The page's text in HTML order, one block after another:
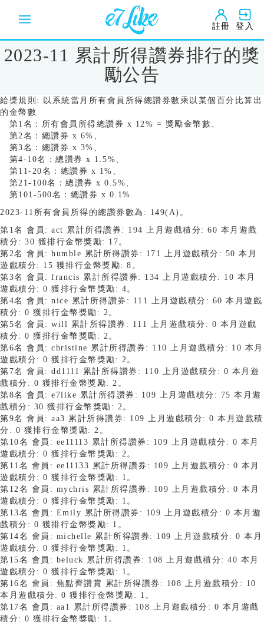
內
容
註冊 登入
2023-11 累計所得讚券排行的獎
勵公告
給獎規則: 以系統當月所有會員所得總讚券數乘以某個百分比算出
的金幣數
第1名：所有會員所得總讚券 x 12% = 獎勵金幣數、
第2名：總讚券 x 6%、
第3名：總讚券 x 3%、
第4-10名：總讚券 x 1.5%、
第11-20名：總讚券 x 1%、
第21-100名：總讚券 x 0.5%、
第101-500名：總讚券 x 0.1%
2023-11所有會員所得的總讚券數為: 149(A)。
第1名 會員: act 累計所得讚券: 194 上月遊戲積分: 60 本月遊戲
積分: 30 獲排行金幣獎勵: 17。
第2名 會員: humble 累計所得讚券: 171 上月遊戲積分: 50 本月
遊戲積分: 15 獲排行金幣獎勵: 8。
第3名 會員: francis 累計所得讚券: 134 上月遊戲積分: 10 本月
遊戲積分: 0 獲排行金幣獎勵: 4。
第4名 會員: nice 累計所得讚券: 111 上月遊戲積分: 60 本月遊戲
積分: 0 獲排行金幣獎勵: 2。
第5名 會員: will 累計所得讚券: 111 上月遊戲積分: 0 本月遊戲
積分: 0 獲排行金幣獎勵: 2。
第6名 會員: christine 累計所得讚券: 110 上月遊戲積分: 10 本月
遊戲積分: 0 獲排行金幣獎勵: 2。
第7名 會員: dd1111 累計所得讚券: 110 上月遊戲積分: 0 本月遊
戲積分: 0 獲排行金幣獎勵: 2。
第8名 會員: e7like 累計所得讚券: 109 上月遊戲積分: 75 本月遊
戲積分: 30 獲排行金幣獎勵: 2。
第9名 會員: aa3 累計所得讚券: 109 上月遊戲積分: 0 本月遊戲積
分: 0 獲排行金幣獎勵: 2。
第10名 會員: ee11113 累計所得讚券: 109 上月遊戲積分: 0 本月
遊戲積分: 0 獲排行金幣獎勵: 2。
第11名 會員: ee11133 累計所得讚券: 109 上月遊戲積分: 0 本月
遊戲積分: 0 獲排行金幣獎勵: 1。
第12名 會員: mychris 累計所得讚券: 109 上月遊戲積分: 0 本月
遊戲積分: 0 獲排行金幣獎勵: 1。
第13名 會員: Emily 累計所得讚券: 109 上月遊戲積分: 0 本月遊
戲積分: 0 獲排行金幣獎勵: 1。
第14名 會員: michelle 累計所得讚券: 109 上月遊戲積分: 0 本月
遊戲積分: 0 獲排行金幣獎勵: 1。
第15名 會員: beluck 累計所得讚券: 108 上月遊戲積分: 40 本月
遊戲積分: 0 獲排行金幣獎勵: 1。
第16名 會員: 焦點齊讚賞 累計所得讚券: 108 上月遊戲積分: 10
本月遊戲積分: 0 獲排行金幣獎勵: 1。
第17名 會員: aa1 累計所得讚券: 108 上月遊戲積分: 0 本月遊戲
積分: 0 獲排行金幣獎勵: 1。